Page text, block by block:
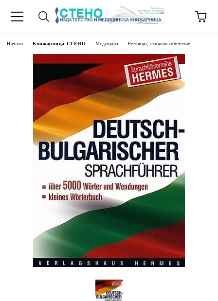
Начало Книжарница СТЕНО Медицина Речници, езиково обучение